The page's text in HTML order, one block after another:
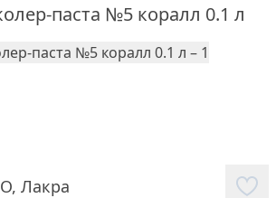
паста №5 коралл 0.1 л
, Лакра